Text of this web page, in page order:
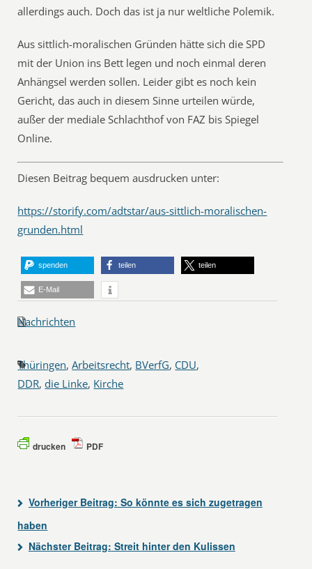
allerdings auch. Doch das ist ja nur weltliche Polemik.
Aus sittlich-moralischen Gründen hätte sich die SPD
mit der Union ins Bett legen und noch einmal deren
Anhängsel werden sollen. Leider gibt es noch kein
Gericht, das auch in diesem Sinne urteilen würde,
außer der mediale Schlachthof von FAZ bis Spiegel
Online.
Diesen Beitrag bequem ausdrucken unter:
https://storify.com/adtstar/aus-sittlich-moralischen-
grunden.html
spenden teilen teilen
E-Mail
Nachrichten
Thüringen,Arbeitsrecht, BVerfG, CDU,
DDR,die Linke, Kirche
drucken PDF
Vorheriger Beitrag: So könnte es sich zugetragen
haben
Nächster Beitrag: Streit hinter den Kulissen